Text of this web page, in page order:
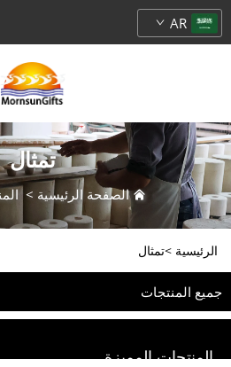
AR
تمثال
الصفحة الرئيسية >
الرئيسية >تمثال
جميع المنتجات
المنتجات المميزة